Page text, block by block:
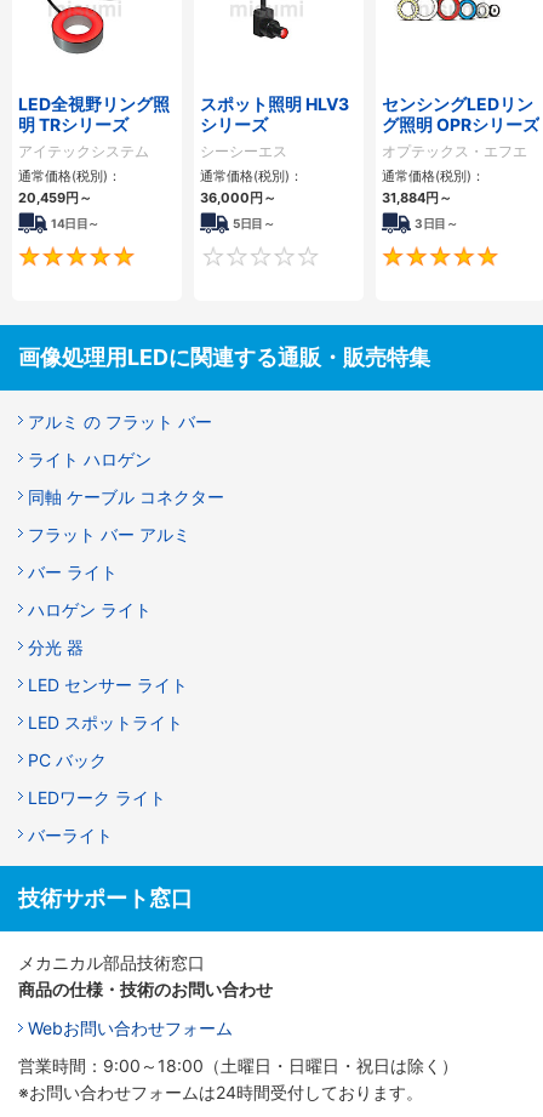
LED全視野リング照
明 TRシリーズ
アイテックシステム
通常価格(税別)：
20,459円 ～
14日目～
5
スポット照明 HLV3
シリーズ
シーシーエス
通常価格(税別)：
36,000 円 ～
5日目～
0
センシングLEDリン
グ照明 OPRシリーズ
オプテックス・エフエ
ー
通常価格(税別)：
31,884円 ～
3日目～
画像処理用LEDに関連する通販・販売特集
アルミ の フラット バー
ライト ハロゲン
同軸 ケーブル コネクター
フラット バー アルミ
バー ライト
ハロゲン ライト
分光 器
LED センサー ライト
LED スポットライト
PC バック
LEDワーク ライト
バーライト
技術サポート窓口
メカニカル部品技術窓口
商品の仕様・技術のお問い合わせ
Webお問い合わせフォーム
営業時間：9:00～18:00（土曜日・日曜日・祝日は除く）
※お問い合わせフォームは24時間受付しております。